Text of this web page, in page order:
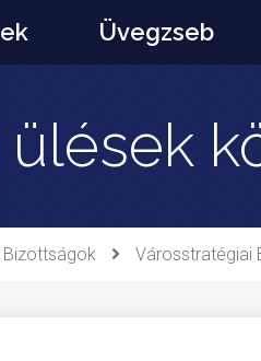
Üvegzseb
Bizottságok Városstratégiai